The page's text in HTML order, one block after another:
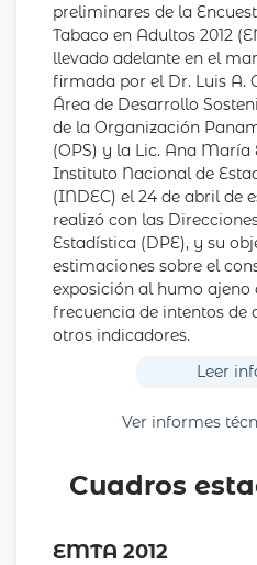
preliminares de la
Tabaco en Adultos 2012
llevado adelante en el
firmada por el Dr. Luis A.
Área de Desarrollo
de la Organización
(OPS) y la Lic. Ana
Instituto Nacional de
(INDEC) el 24 de abril de
realizó con las
Estadística (DPE), y su
estimaciones sobre el
exposición al humo ajeno
frecuencia de intentos de
otros indicadores.
Leer
Ver informes
Cuadros
EMTA 2012